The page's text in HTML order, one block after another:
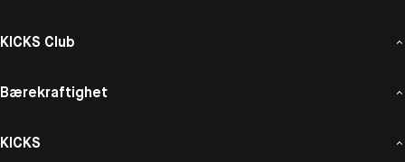
KICKS Club
Bærekraftighet
KICKS